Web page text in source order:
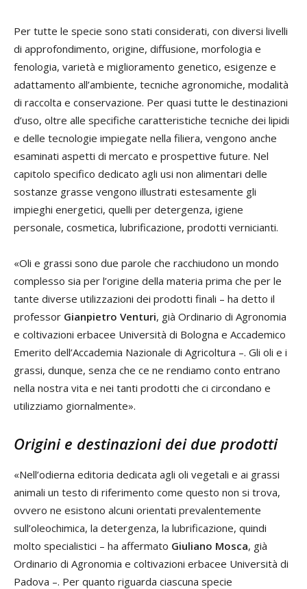
Per tutte le specie sono stati considerati, con diversi livelli
di approfondimento, origine, diffusione, morfologia e
fenologia, varietà e miglioramento genetico, esigenze e
adattamento all’ambiente, tecniche agronomiche, modalità
di raccolta e conservazione. Per quasi tutte le destinazioni
d’uso, oltre alle specifiche caratteristiche tecniche dei lipidi
e delle tecnologie impiegate nella filiera, vengono anche
esaminati aspetti di mercato e prospettive future. Nel
capitolo specifico dedicato agli usi non alimentari delle
sostanze grasse vengono illustrati estesamente gli
impieghi energetici, quelli per detergenza, igiene
personale, cosmetica, lubrificazione, prodotti vernicianti.
«Oli e grassi sono due parole che racchiudono un mondo
complesso sia per l’origine della materia prima che per le
tante diverse utilizzazioni dei prodotti finali – ha detto il
professor Gianpietro Venturi, già Ordinario di Agronomia
e coltivazioni erbacee Università di Bologna e Accademico
Emerito dell’Accademia Nazionale di Agricoltura –. Gli oli e i
grassi, dunque, senza che ce ne rendiamo conto entrano
nella nostra vita e nei tanti prodotti che ci circondano e
utilizziamo giornalmente».
Origini e destinazioni dei due prodotti
«Nell’odierna editoria dedicata agli oli vegetali e ai grassi
animali un testo di riferimento come questo non si trova,
ovvero ne esistono alcuni orientati prevalentemente
sull’oleochimica, la detergenza, la lubrificazione, quindi
molto specialistici – ha affermato Giuliano Mosca, già
Ordinario di Agronomia e coltivazioni erbacee Università di
Padova –. Per quanto riguarda ciascuna specie